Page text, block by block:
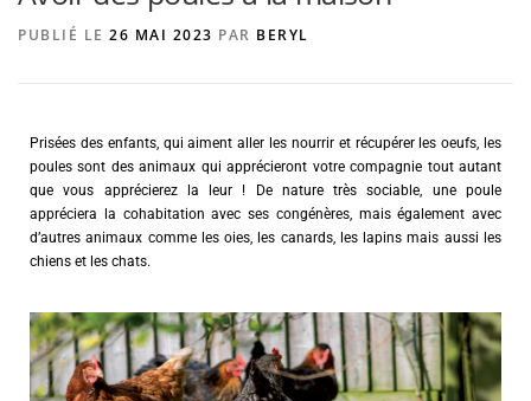
PUBLIÉ LE 26 MAI 2023 PAR BERYL
Prisées des enfants, qui aiment aller les nourrir et récupérer les oeufs, les
poules sont des animaux qui apprécieront votre compagnie tout autant
que vous apprécierez la leur ! De nature très sociable, une poule
appréciera la cohabitation avec ses congénères, mais également avec
d’autres animaux comme les oies, les canards, les lapins mais aussi les
chiens et les chats.